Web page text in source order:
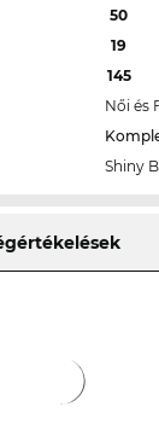
50
19
145
Női és
Shiny